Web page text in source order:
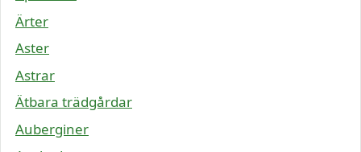
Ärter
Aster
Astrar
Ätbara trädgårdar
Auberginer